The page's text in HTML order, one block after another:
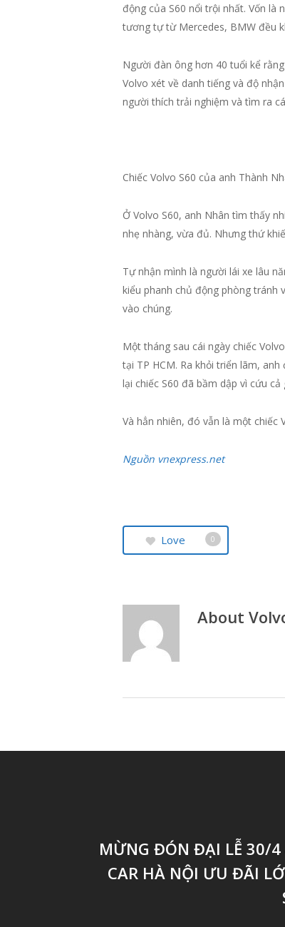
động của S60 nổi trội nhất. Vốn là
tương tự từ Mercedes, BMW đều
Người đàn ông hơn 40 tuổi kể
Volvo xét về danh tiếng và độ
người thích trải nghiệm và tìm ra
Chiếc Volvo S60 của anh Thành
Ở Volvo S60, anh Nhân tìm thấy
nhẹ nhàng, vừa đủ. Nhưng thứ
Tự nhận mình là người lái xe lâu
kiểu phanh chủ động phòng tránh
vào chúng.
Một tháng sau cái ngày chiếc
tại TP HCM. Ra khỏi triển lãm,
lại chiếc S60 đã bầm dập vì cứu
Và hẳn nhiên, đó vẫn là một chiếc
Nguồn vnexpress.net
Love 0
About
MỪNG ĐÓN ĐẠI LỄ 30/4
CAR HÀ NỘI ƯU ĐÃI